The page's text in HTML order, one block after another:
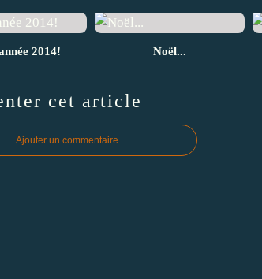
2014! Noël...
cet article
Ajouter un commentaire